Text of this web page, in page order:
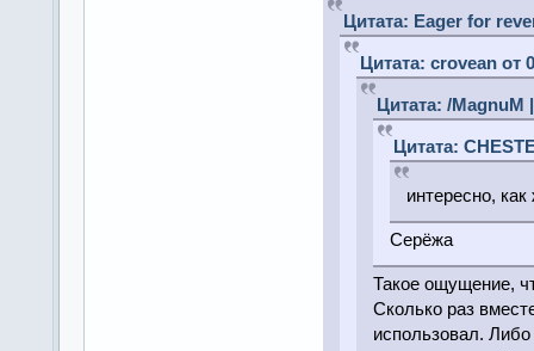
Цитата: Eager for
Цитата: crovean от
Цитата: /MagnuM
Цитата:
интересно,
Серёжа
Такое ощущение,
Сколько раз
использовал.